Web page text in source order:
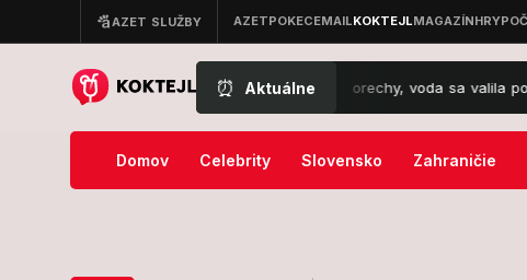
⏰ Aktuálne
obrat počasia: Oravu zasiahli krúpy ako orechy, voda sa valila po ceste!
Domov Celebrity Slovensko Zahraničie